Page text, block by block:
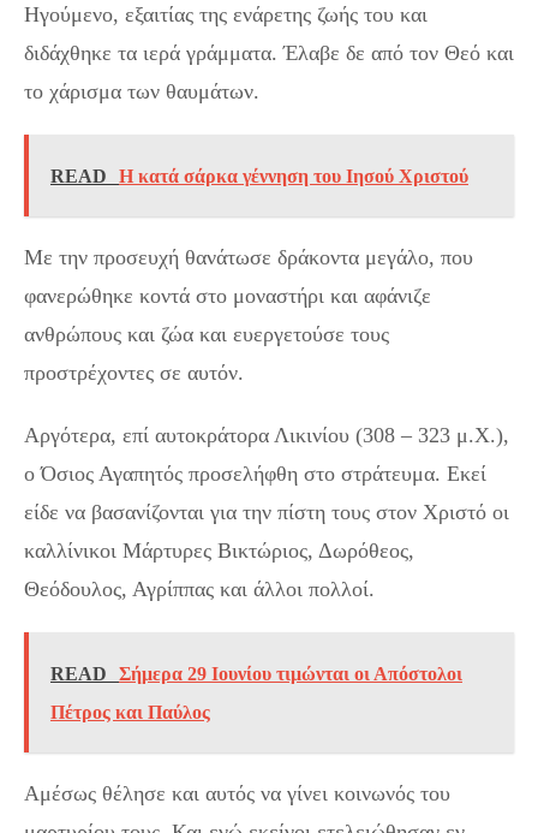
Ηγούμενο, εξαιτίας της ενάρετης ζωής του και
διδάχθηκε τα ιερά γράμματα. Έλαβε δε από τον Θεό και
το χάρισμα των θαυμάτων.
READ Η κατά σάρκα γέννηση του Ιησού Χριστού
Με την προσευχή θανάτωσε δράκοντα μεγάλο, που
φανερώθηκε κοντά στο μοναστήρι και αφάνιζε
ανθρώπους και ζώα και ευεργετούσε τους
προστρέχοντες σε αυτόν.
Αργότερα, επί αυτοκράτορα Λικινίου (308 – 323 μ.Χ.),
ο Όσιος Αγαπητός προσελήφθη στο στράτευμα. Εκεί
είδε να βασανίζονται για την πίστη τους στον Χριστό οι
καλλίνικοι Μάρτυρες Βικτώριος, Δωρόθεος,
Θεόδουλος, Αγρίππας και άλλοι πολλοί.
READ
Σήμερα 29 Ιουνίου τιμώνται οι Απόστολοι
Πέτρος και Παύλος
Αμέσως θέλησε και αυτός να γίνει κοινωνός του